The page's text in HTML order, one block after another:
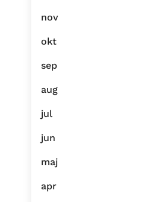
nov
okt
sep
aug
jul
jun
maj
apr